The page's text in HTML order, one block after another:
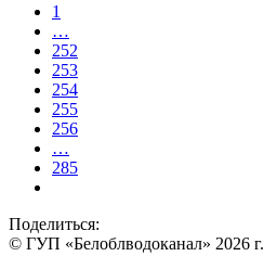
1
…
252
253
254
255
256
…
285
Поделиться:
© ГУП «Белоблводоканал» 2026 г.